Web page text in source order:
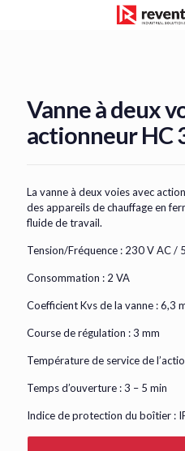
Vanne à deux
actionneur HC
La vanne à deux voies avec
des appareils de chauffage en
fluide de travail.
Tension/Fréquence : 230 V AC /
Consommation : 2 VA
Coefficient Kvs de la vanne : 6,3
Course de régulation : 3 mm
Température de service de
Temps d’ouverture : 3 – 5 min
Indice de protection du boîtier :